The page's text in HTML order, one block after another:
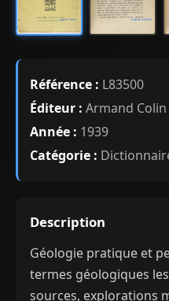
Référence : L83500
Éditeur : Armand Colin
Année : 1939
Catégorie :
Description
Géologie pratique et
termes géologiques
sources, explorations